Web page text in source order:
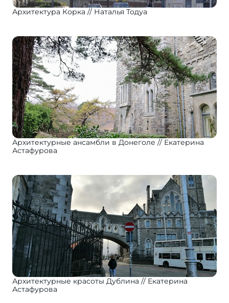
Архитектура Корка Наталья Тодуа
Архитектурные ансамбли в Донеголе
Екатерина
Астафурова
Архитектурные красоты Дублина
Екатерина
Астафурова